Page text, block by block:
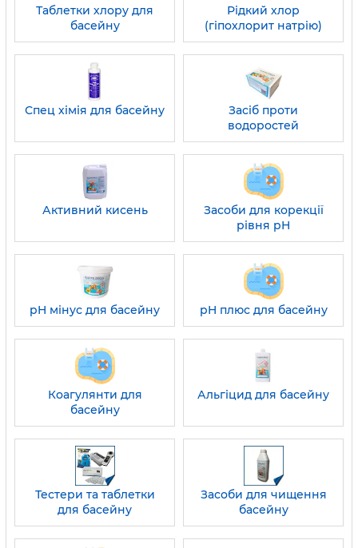
Таблетки хлору для
басейну
Рідкий хлор
(гіпохлорит натрію)
Спец хімія для басейну
Засіб проти
водоростей
Активний кисень
Засоби для корекції
рівня pH
pH мінус для басейну pH плюс для басейну
Коагулянти для
басейну
Альгіцид для басейну
Тестери та таблетки
для басейну
Засоби для чищення
басейну